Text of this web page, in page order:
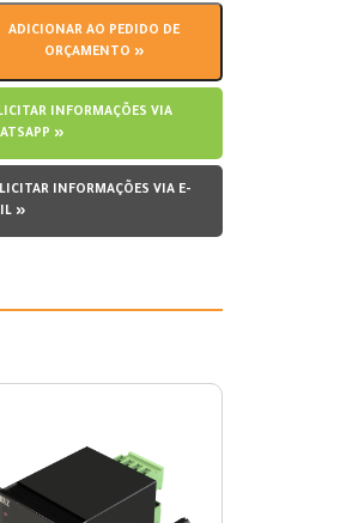
ADICIONAR AO PEDIDO DE
ORÇAMENTO »
INFORMAÇÕES VIA
»
INFORMAÇÕES VIA E-
»